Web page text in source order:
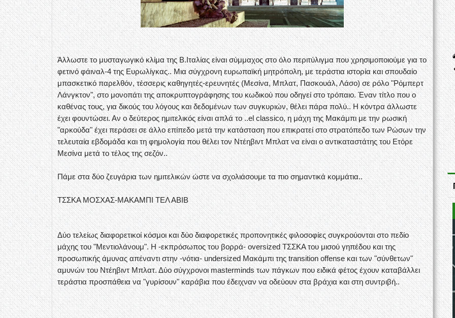
Άλλωστε το μυσταγωγικό κλίμα της Β.Ιταλίας είναι σύμμαχος στο όλο περιτύλιγμα που χρησιμοποιούμε για το
φετινό φάιναλ-4 της Ευρωλίγκας.. Μια σύγχρονη ευρωπαϊκή μητρόπολη, με τεράστια ιστορία και σπουδαίο
μπασκετικό παρελθόν, τέσσερις καθηγητές-ερευνητές (Μεσίνα, Μπλατ, Πασκουάλ, Λάσο) σε ρόλο "Ρόμπερτ
Λάνγκτον", στο μονοπάτι της αποκρυπτογράφησης του κωδικού που οδηγεί στο τρόπαιο. Έναν τίτλο που ο
καθένας τους, για δικούς του λόγους και δεδομένων των συγκυριών, θέλει πάρα πολύ.. Η κόντρα άλλωστε
έχει φουντώσει. Αν ο δεύτερος ημιτελικός είναι απλά το ..el classico, η μάχη της Μακάμπι με την ρωσική
"αρκούδα" έχει περάσει σε άλλο επίπεδο μετά την κατάσταση που επικρατεί στο στρατόπεδο των Ρώσων την
τελευταία εβδομάδα και τη φημολογία που θέλει τον Ντέηβιντ Μπλατ να είναι ο αντικαταστάτης του Ετόρε
Μεσίνα μετά το τέλος της σεζόν..
Πάμε στα δύο ζευγάρια των ημιτελικών ώστε να σχολιάσουμε τα πιο σημαντικά κομμάτια..
ΤΣΣΚΑ ΜΟΣΧΑΣ-ΜΑΚΑΜΠΙ ΤΕΛ ΑΒΙΒ
Δύο τελείως διαφορετικοί κόσμοι και δύο διαφορετικές προπονητικές φιλοσοφίες συγκρούονται στο πεδίο
μάχης του "Μεντιολάνουμ". Η -εκπρόσωπος του βορρά- oversized ΤΣΣΚΑ του μισού γηπέδου και της
προσωπικής άμυνας απέναντι στην -νότια- undersized Μακάμπι της transition offense και των "σύνθετων"
αμυνών του Ντέηβιντ Μπλατ. Δύο σύγχρονοι masterminds των πάγκων που ειδικά φέτος έχουν καταβάλλει
τεράστια προσπάθεια να "γυρίσουν" καράβια που έδειχναν να οδεύουν στα βράχια και στη συντριβή..